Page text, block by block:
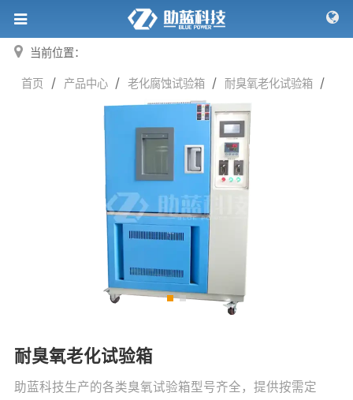
当前位置：
首页 / 产品中心 / 老化腐蚀试验箱 / 耐臭氧老化试验箱 /
耐臭氧老化试验箱
助蓝科技生产的各类臭氧试验箱型号齐全，提供按需定